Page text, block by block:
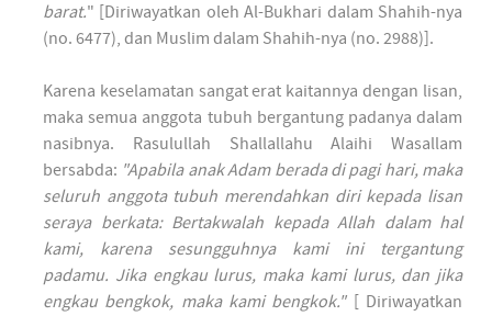
barat." [Diriwayatkan oleh Al-Bukhari dalam Shahih-nya
(no. 6477), dan Muslim dalam Shahih-nya (no. 2988)].
Karena keselamatan sangat erat kaitannya dengan lisan,
maka semua anggota tubuh bergantung padanya dalam
nasibnya. Rasulullah Shallallahu Alaihi Wasallam
bersabda: "Apabila anak Adam berada di pagi hari, maka
seluruh anggota tubuh merendahkan diri kepada lisan
seraya berkata: Bertakwalah kepada Allah dalam hal
kami, karena sesungguhnya kami ini tergantung
padamu. Jika engkau lurus, maka kami lurus, dan jika
engkau bengkok, maka kami bengkok."[ Diriwayatkan